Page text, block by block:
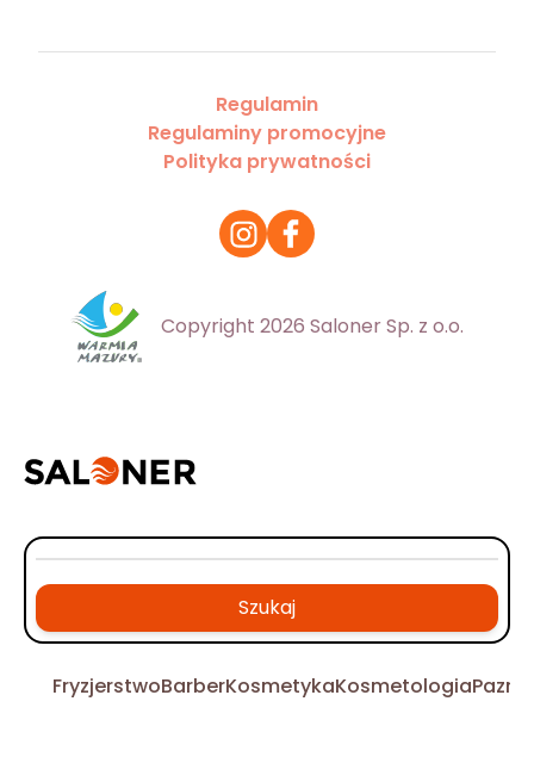
Regulamin
Regulaminy promocyjne
Polityka prywatności
Copyright 2026 Saloner Sp. z o.o.
Szukaj
FryzjerstwoBarberKosmetykaKosmetologia